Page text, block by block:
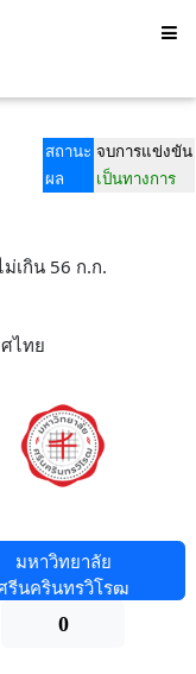
สถานะ จบการแข่งขัน
ผล
เป็นทางการ
เกิน 56 ก.ก.
ไทย
มหาวิทยาลัย
รีนครินทรวิโรฒ
0